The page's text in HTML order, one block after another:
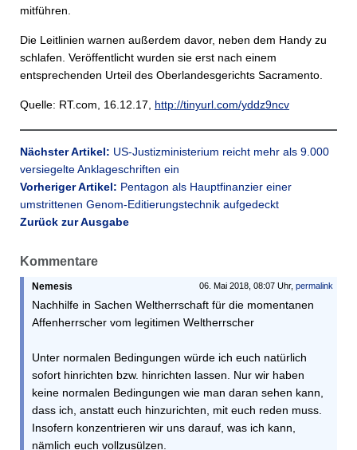
mitführen.
Die Leitlinien warnen außerdem davor, neben dem Handy zu
schlafen. Veröffentlicht wurden sie erst nach einem
entsprechenden Urteil des Oberlandesgerichts Sacramento.
Quelle: RT.com, 16.12.17, http://tinyurl.com/yddz9ncv
Nächster Artikel: US-Justizministerium reicht mehr als 9.000
versiegelte Anklage­schriften ein
Vorheriger Artikel: Pentagon als Hauptfinanzier einer
umstrittenen Genom-Editierungstechnik aufgedeckt
Zurück zur Ausgabe
Kommentare
06. Mai 2018, 08:07 Uhr, permalink
Nemesis
Nachhilfe in Sachen Weltherrschaft für die momentanen
Affenherrscher vom legitimen Weltherrscher
Unter normalen Bedingungen würde ich euch natürlich
sofort hinrichten bzw. hinrichten lassen. Nur wir haben
keine normalen Bedingungen wie man daran sehen kann,
dass ich, anstatt euch hinzurichten, mit euch reden muss.
Insofern konzentrieren wir uns darauf, was ich kann,
nämlich euch vollzusülzen.